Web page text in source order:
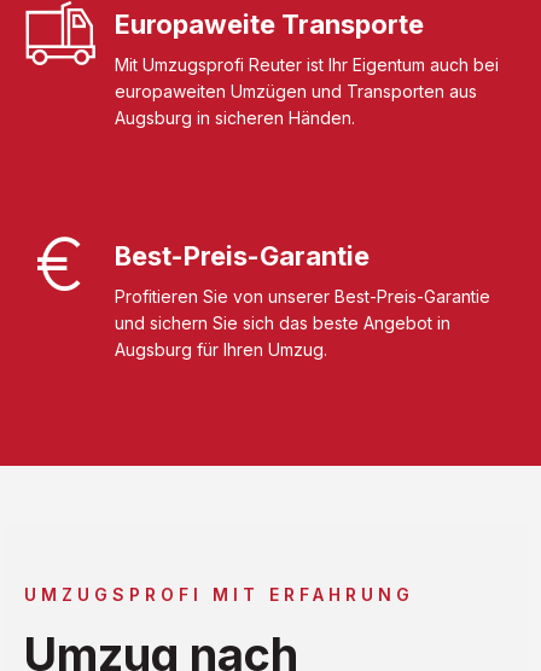
Europaweite Transporte
Mit Umzugsprofi Reuter ist Ihr Eigentum auch bei
europaweiten Umzügen und Transporten aus
Augsburg in sicheren Händen.
Best-Preis-Garantie
Profitieren Sie von unserer Best-Preis-Garantie
und sichern Sie sich das beste Angebot in
Augsburg für Ihren Umzug.
UMZUGSPROFI MIT ERFAHRUNG
Umzug nach